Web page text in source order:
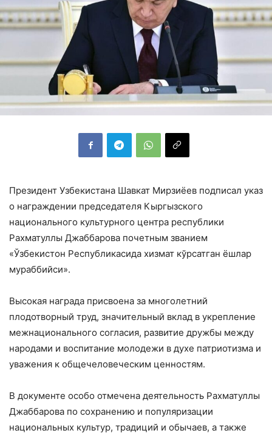
Президент Узбекистана Шавкат Мирзиёев подписал указ
о награждении председателя Кыргызского
национального культурного центра республики
Рахматуллы Джаббарова почетным званием
«Ўзбекистон Республикасида хизмат кўрсатган ёшлар
мураббийси».
Высокая награда присвоена за многолетний
плодотворный труд, значительный вклад в укрепление
межнационального согласия, развитие дружбы между
народами и воспитание молодежи в духе патриотизма и
уважения к общечеловеческим ценностям.
В документе особо отмечена деятельность Рахматуллы
Джаббарова по сохранению и популяризации
национальных культур, традиций и обычаев, а также